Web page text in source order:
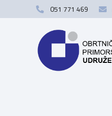
051 771 469